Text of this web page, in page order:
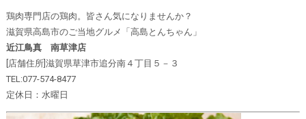
鶏肉専門店の鶏肉。皆さん気になりませんか？
滋賀県高島市のご当地グルメ「高島とんちゃん」
近江鳥真 南草津店
[店舗住所]滋賀県草津市追分南４丁目５－３
TEL:077-574-8477
定休日：水曜日